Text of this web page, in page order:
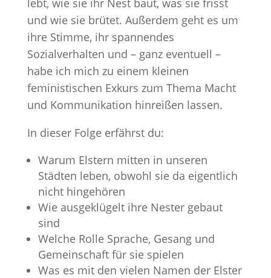
lebt, wie sie ihr Nest baut, was sie frisst
und wie sie brütet. Außerdem geht es um
ihre Stimme, ihr spannendes
Sozialverhalten und – ganz eventuell –
habe ich mich zu einem kleinen
feministischen Exkurs zum Thema Macht
und Kommunikation hinreißen lassen.
In dieser Folge erfährst du:
Warum Elstern mitten in unseren
Städten leben, obwohl sie da eigentlich
nicht hingehören
Wie ausgeklügelt ihre Nester gebaut
sind
Welche Rolle Sprache, Gesang und
Gemeinschaft für sie spielen
Was es mit den vielen Namen der Elster